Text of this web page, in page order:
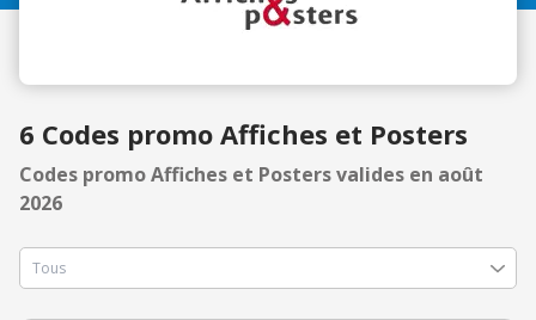
6 Codes promo Affiches et Posters
Codes promo Affiches et Posters valides en août
2026